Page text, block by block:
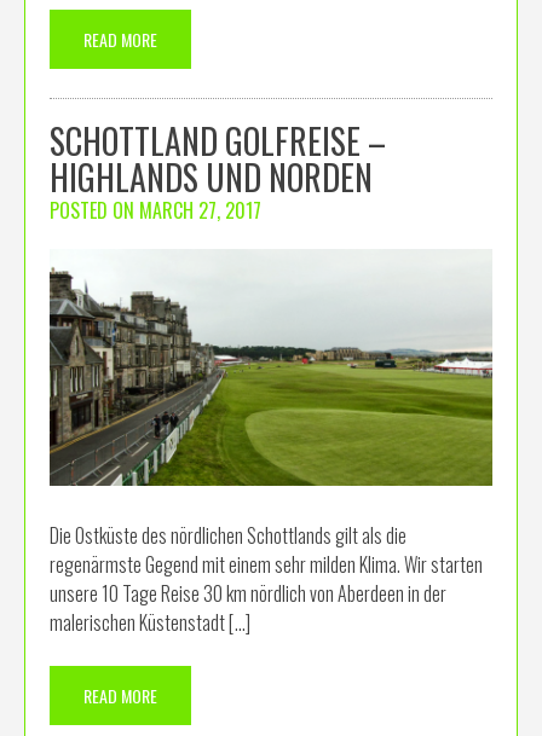
READ MORE
SCHOTTLAND GOLFREISE –
HIGHLANDS UND NORDEN
POSTED ON MARCH 27, 2017
Die Ostküste des nördlichen Schottlands gilt als die
regenärmste Gegend mit einem sehr milden Klima. Wir starten
unsere 10 Tage Reise 30 km nördlich von Aberdeen in der
malerischen Küstenstadt […]
READ MORE